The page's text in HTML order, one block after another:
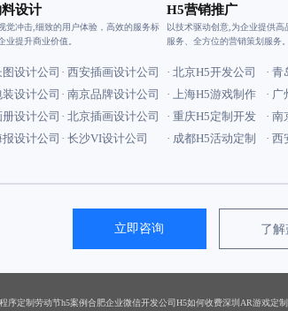
设计
觉冲击,细致的用户体验，高效的服务标
业提升商业价值。
图设计公司
装设计公司
册设计公司
报设计公司
· 西安插画设计公司
· 南京品牌设计公司
· 北京插画设计公司
· 长沙VI设计公司
H5营销推广
以技术驱动创意,为企业提供高
服务、全方位的营销策划服务。
· 北京H5开发公司
· 上海H5游戏制作
· 重庆H5定制开发
· 成都H5活动定制
·
·
·
·
立即咨询 了
序定制劳动节h5案例合肥企业微信开发公司H5如何收费深圳AR游戏定